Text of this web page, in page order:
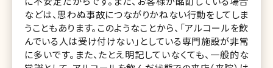
などは、思わぬ事故につながりかねない行動をしてしま
うこともあります。このようなことから、「アルコールを飲
んでいる人は受け付けない」としている専門施設が非常
に多いです。また、たとえ明記していなくても、一般的な